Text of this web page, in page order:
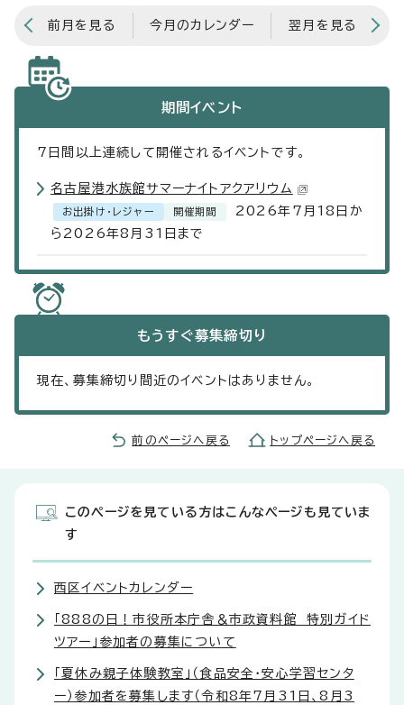
前月を見る 今月のカレンダー 翌月を見る
期間イベント
7 日間以上連続して開催されるイベントです。
名古屋港水族館サマーナイトアクアリウム
お出掛け・レジャー 開催期間
2026年7月18日か
ら2026年8月31日まで
もうすぐ募集締切り
現在、募集締切り間近のイベントはありません。
前のページへ戻る トップページへ戻る
このページを見ている方はこんなページも見ていま
す
西区イベントカレンダー
「888の日！市役所本庁舎＆市政資料館 特別ガイド
ツアー」参加者の募集について
「夏休み親子体験教室」（食品安全・安心学習センタ
ー）参加者を募集します（令和8年7月31日、8月3